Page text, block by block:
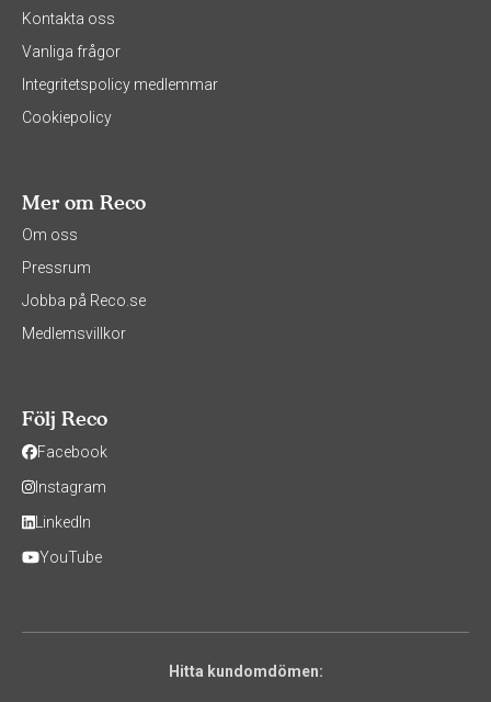
Kontakta oss
Vanliga frågor
Integritetspolicy medlemmar
Cookiepolicy
Mer om Reco
Om oss
Pressrum
Jobba på Reco.se
Medlemsvillkor
Följ Reco
Facebook
Instagram
LinkedIn
YouTube
Hitta kundomdömen: